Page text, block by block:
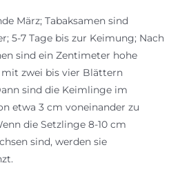
März; Tabaksamen sind
5-7 Tage bis zur Keimung; Nach
sind ein Zentimeter hohe
zwei bis vier Blättern
sind die Keimlinge im
etwa 3 cm voneinander zu
die Setzlinge 8-10 cm
sind, werden sie